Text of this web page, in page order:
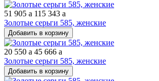
51 905 a 115 343 a
Золотые серьги 585, женские
Добавить в корзину
20 550 a 45 666 a
Золотые серьги 585, женские
Добавить в корзину